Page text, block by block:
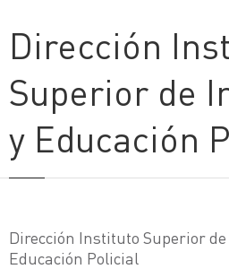
Dirección
Superior de
y Educación
Dirección Instituto Superior
Educación Policial